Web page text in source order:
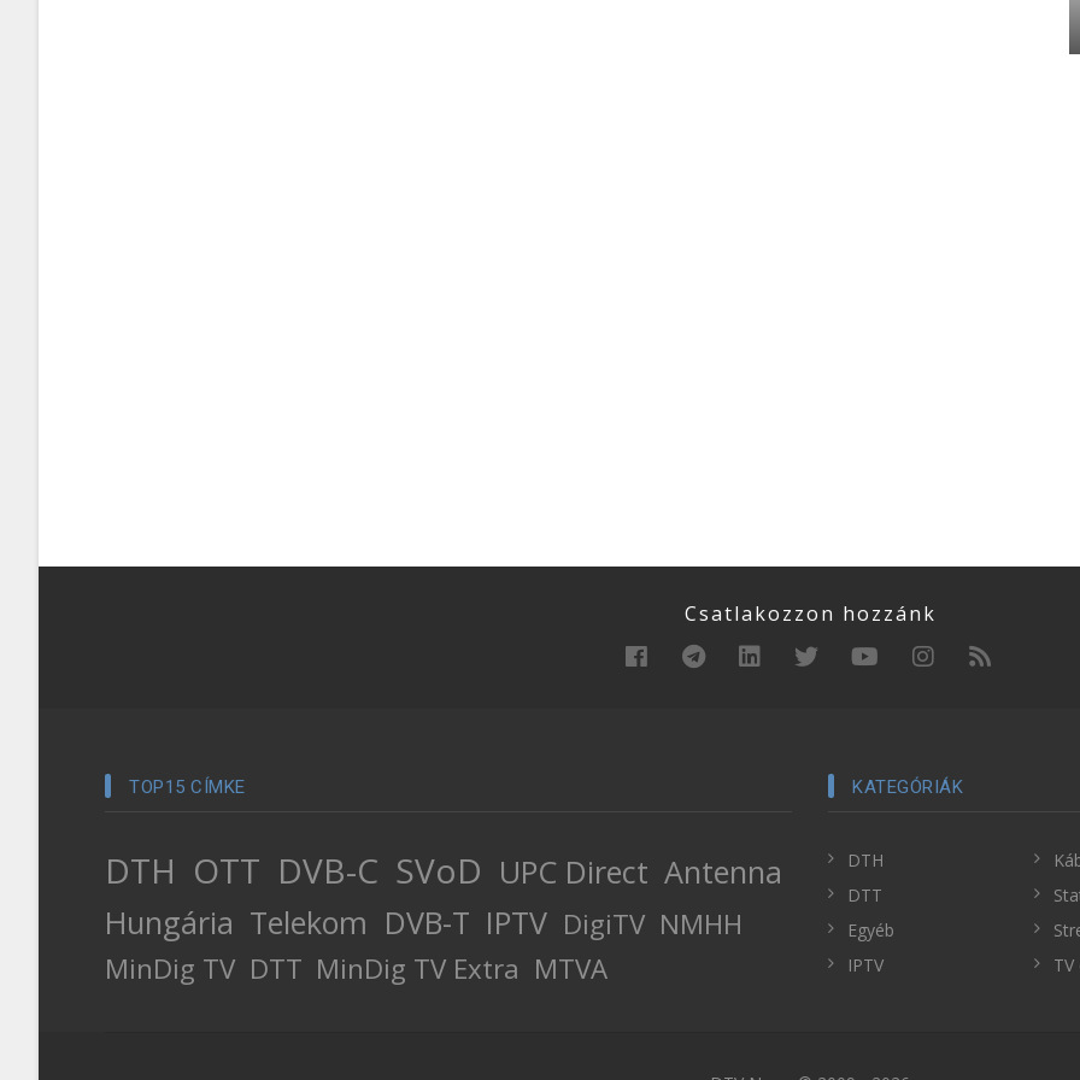
Csatlakozzon hozzánk
TOP15 CÍMKE
DTH OTT DVB-C SVoD UPC Direct Antenna
Hungária Telekom DVB-T IPTV DigiTV NMHH
MinDig TV DTT MinDig TV Extra MTVA
KATEGÓRIÁK
DTH
DTT
Egyéb
IPTV